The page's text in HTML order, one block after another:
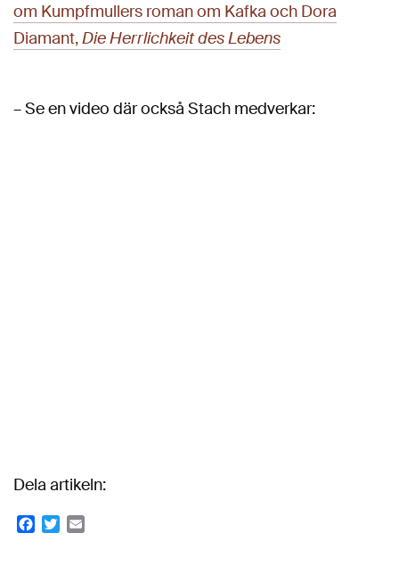
om Kumpfmullers roman om Kafka och Dora
Diamant,Die Herrlichkeit des Lebens
– Se en video där också Stach medverkar:
Dela artikeln:
Facebook
Twitter